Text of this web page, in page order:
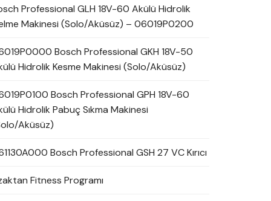
Professional GLH 18V-60 Akülü Hidrolik
Makinesi (Solo/Aküsüz) – 06019P0200
Bosch Professional GKH 18V-50
Hidrolik Kesme Makinesi (Solo/Aküsüz)
Bosch Professional GPH 18V-60
Hidrolik Pabuç Sıkma Makinesi
Aküsüz)
Bosch Professional GSH 27 VC Kırıcı
Fitness Programı